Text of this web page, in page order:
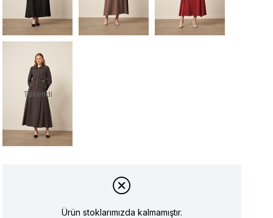
Tükendi
Ürün stoklarımızda kalmamıştır.